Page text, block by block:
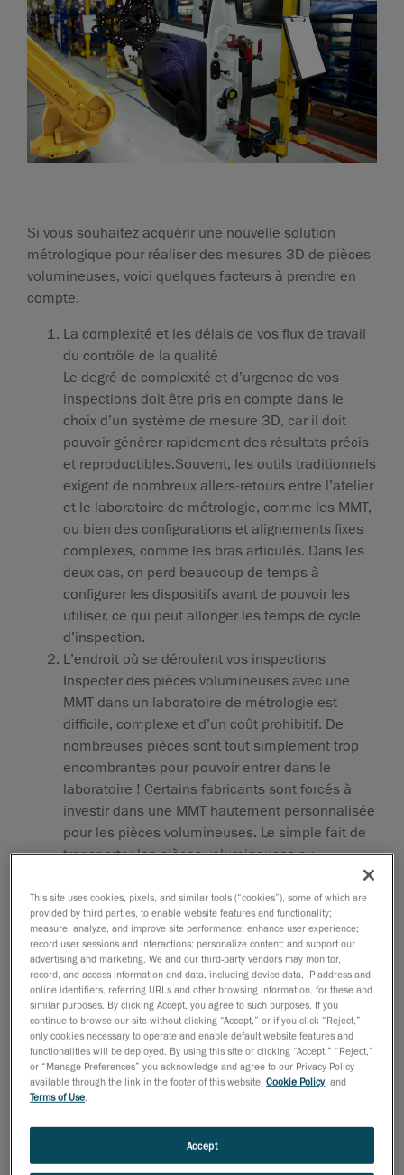
Si vous souhaitez acquérir une nouvelle solution
métrologique pour réaliser des mesures 3D de pièces
volumineuses, voici quelques facteurs à prendre en
compte.
La complexité et les délais de vos flux de travail
du contrôle de la qualité
Le degré de complexité et d’urgence de vos
inspections doit être pris en compte dans le
choix d’un système de mesure 3D, car il doit
pouvoir générer rapidement des résultats précis
et reproductibles.Souvent, les outils traditionnels
exigent de nombreux allers-retours entre l’atelier
et le laboratoire de métrologie, comme les MMT,
ou bien des configurations et alignements fixes
complexes, comme les bras articulés. Dans les
deux cas, on perd beaucoup de temps à
configurer les dispositifs avant de pouvoir les
utiliser, ce qui peut allonger les temps de cycle
d’inspection.
L’endroit où se déroulent vos inspections
Inspecter des pièces volumineuses avec une
MMT dans un laboratoire de métrologie est
difficile, complexe et d’un coût prohibitif. De
nombreuses pièces sont tout simplement trop
encombrantes pour pouvoir entrer dans le
laboratoire ! Certains fabricants sont forcés à
investir dans une MMT hautement personnalisée
pour les pièces volumineuses. Le simple fait de
transporter les pièces volumineuses au
laboratoire pour les inspecter peut être coûteux
et inefficace.
Si vous souhaitez inspecter vos pièces directement en
atelier, n’oubliez pas que certaines technologies
comme les bras articulés et les laser trackers ne sont
pas compatibles avec les environnements de
fabrication agressifs. La précision, la fiabilité et la
reproductibilité des mesures 3D sont souvent
sacrifiées car ces types d’équipements sont très
sensibles aux instabilités environnementales, aux
variations thermiques et aux vibrations que l’on trouve
souvent sur et à proximité des lignes de production.
La taille et la complexité des pièces que vous
This site uses cookies, pixels, and similar tools (“cookies”), some of which are
provided by third parties, to enable website features and functionality;
measure, analyze, and improve site performance; enhance user experience;
record user sessions and interactions; personalize content; and support our
advertising and marketing. We and our third-party vendors may monitor,
record, and access information and data, including device data, IP address and
online identifiers, referring URLs and other browsing information, for these and
similar purposes. By clicking Accept, you agree to such purposes. If you
continue to browse our site without clicking “Accept,” or if you click “Reject,”
only cookies necessary to operate and enable default website features and
functionalities will be deployed. By using this site or clicking “Accept,” “Reject,”
or “Manage Preferences” you acknowledge and agree to our Privacy Policy
available through the link in the footer of this website,Cookie Policy, and
Terms of Use.
Accept